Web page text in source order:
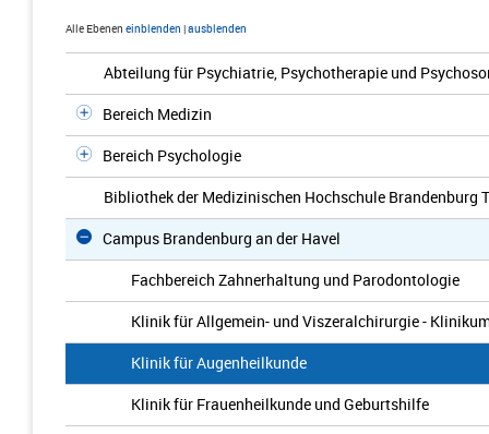
Alle Ebenen einblenden |ausblenden
Abteilung für Psychiatrie, Psychotherapie und
Bereich Medizin
Bereich Psychologie
Bibliothek der Medizinischen Hochschule Brandenburg
Campus Brandenburg an der Havel
Fachbereich Zahnerhaltung und Parodontologie
Klinik für Allgemein- und Viszeralchirurgie -
Klinik für Augenheilkunde
Klinik für Frauenheilkunde und Geburtshilfe